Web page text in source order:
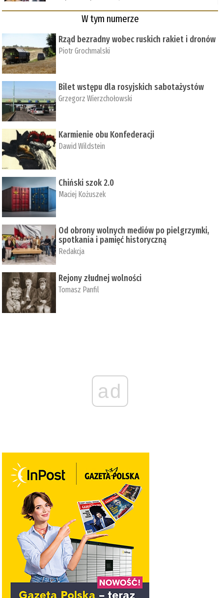
W tym numerze
Rząd bezradny wobec ruskich rakiet i dronów
Piotr Grochmalski
Bilet wstępu dla rosyjskich sabotażystów
Grzegorz Wierzchołowski
Karmienie obu Konfederacji
Dawid Wildstein
Chiński szok 2.0
Maciej Kożuszek
Od obrony wolnych mediów po pielgrzymki,
spotkania i pamięć historyczną
Redakcja
Rejony złudnej wolności
Tomasz Panfil
ad